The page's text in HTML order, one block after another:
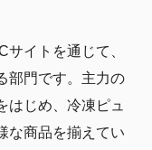
サイトを通じて、
部門です。主力の
はじめ、冷凍ピュ
な商品を揃えてい